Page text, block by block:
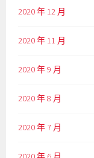
2020 年 12 月
2020 年 11 月
2020 年 9 月
2020 年 8 月
2020 年 7 月